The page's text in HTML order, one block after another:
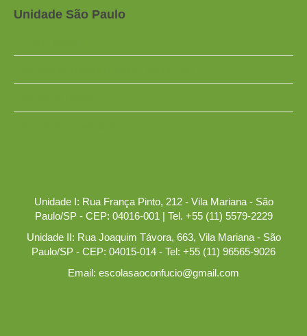
Unidade São Paulo
Unidade I: Rua França Pinto, 212 - Vila Mariana - São
Paulo/SP - CEP: 04016-001 | Tel. +55 (11) 5579-2229
Unidade II: Rua Joaquim Távora, 663, Vila Mariana - São
Paulo/SP - CEP: 04015-014 - Tel: +55 (11) 96565-9026
Email: escolasaoconfucio@gmail.com